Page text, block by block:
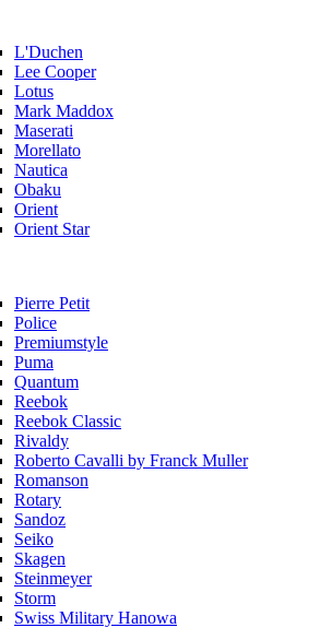
L'Duchen
Lee Cooper
Lotus
Mark Maddox
Maserati
Morellato
Nautica
Obaku
Orient
Orient Star
Pierre Petit
Police
Premiumstyle
Puma
Quantum
Reebok
Reebok Classic
Rivaldy
Roberto Cavalli by Franck Muller
Romanson
Rotary
Sandoz
Seiko
Skagen
Steinmeyer
Storm
Swiss Military Hanowa